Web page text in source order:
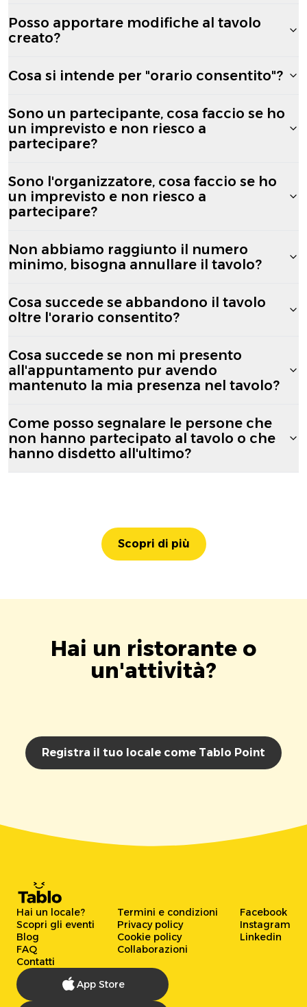
Posso apportare modifiche al tavolo
creato?
Cosa si intende per "orario consentito"?
Sono un partecipante, cosa faccio se ho
un imprevisto e non riesco a
partecipare?
Sono l'organizzatore, cosa faccio se ho
un imprevisto e non riesco a
partecipare?
Non abbiamo raggiunto il numero
minimo, bisogna annullare il tavolo?
Cosa succede se abbandono il tavolo
oltre l'orario consentito?
Cosa succede se non mi presento
all'appuntamento pur avendo
mantenuto la mia presenza nel tavolo?
Come posso segnalare le persone che
non hanno partecipato al tavolo o che
hanno disdetto all'ultimo?
Scopri di più
Hai un ristorante o
un'attività?
Registra il tuo locale come Tablo Point
Hai un locale?
Scopri gli eventi
Blog
FAQ
Contatti
Termini e condizioni
Privacy policy
Cookie policy
Collaborazioni
Facebook
Instagram
Linkedin
App Store